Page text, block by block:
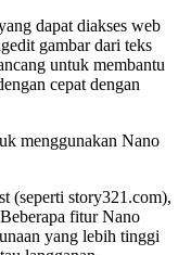
dapat diakses web
gambar dari teks
untuk membantu
cepat dengan
menggunakan Nano
(seperti story321.com),
fitur Nano
yang lebih tinggi